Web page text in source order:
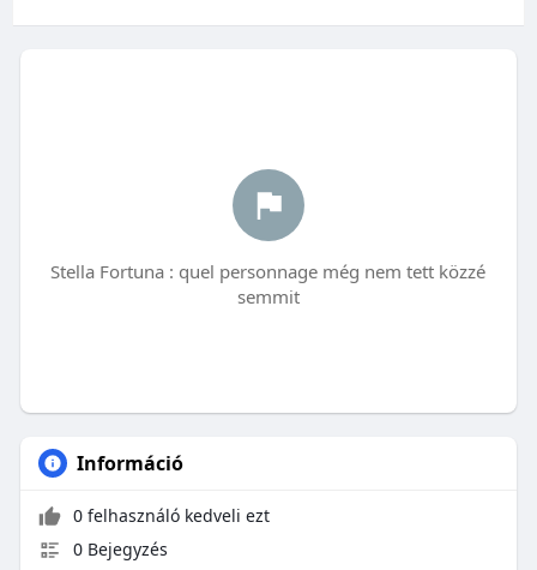
Stella Fortuna : quel personnage még nem tett közzé
semmit
Információ
0 felhasználó kedveli ezt
0 Bejegyzés